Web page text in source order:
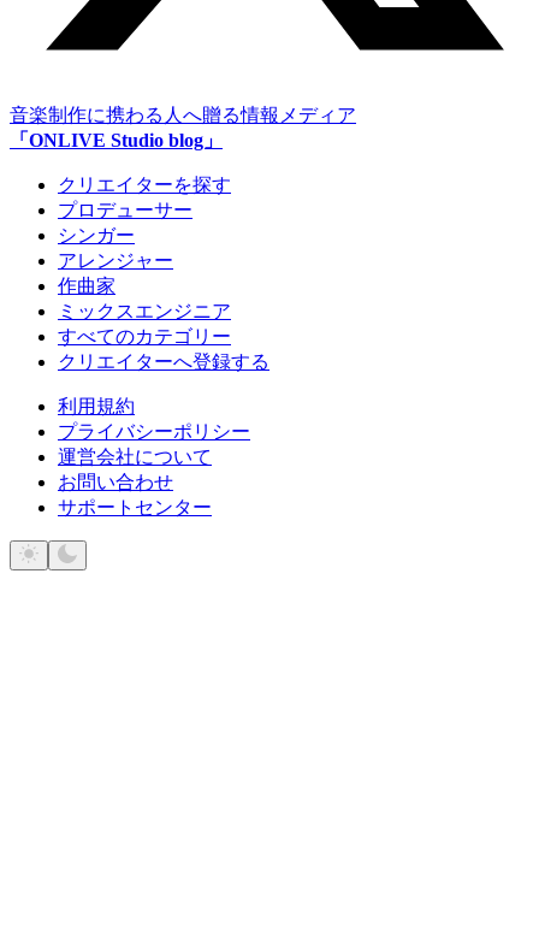
音楽制作に携わる人へ贈る情報メディア
「ONLIVE Studio blog」
クリエイターを探す
プロデューサー
シンガー
アレンジャー
作曲家
ミックスエンジニア
すべてのカテゴリー
クリエイターへ登録する
利用規約
プライバシーポリシー
運営会社について
お問い合わせ
サポートセンター